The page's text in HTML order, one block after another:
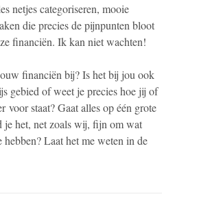
netjes categoriseren, mooie
die precies de pijnpunten bloot
financiën. Ik kan niet wachten!
financiën bij? Is het bij jou ook
gebied of weet je precies hoe jij of
voor staat? Gaat alles op één grote
je het, net zoals wij, fijn om wat
hebben? Laat het me weten in de